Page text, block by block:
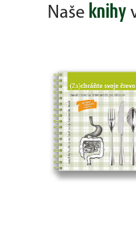
Naše knihy